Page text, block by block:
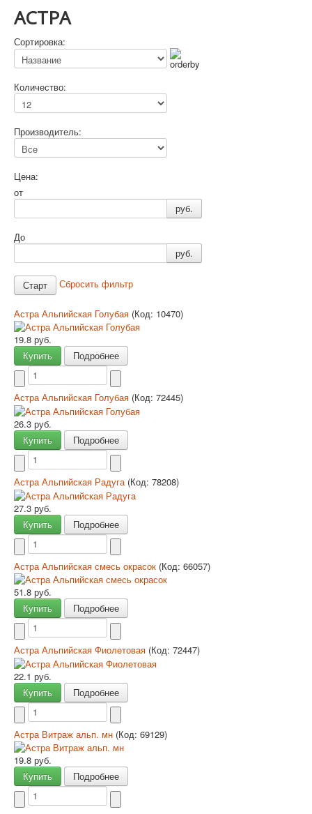
АСТРА
Сортировка:
Количество:
Производитель:
Цена:
от
руб.
До
руб.
Сбросить фильтр
Астра Альпийская Голубая (Код: 10470)
19.8 руб.
Купить
Подробнее
Астра Альпийская Голубая (Код: 72445)
26.3 руб.
Купить
Подробнее
Астра Альпийская Радуга (Код: 78208)
27.3 руб.
Купить
Подробнее
Астра Альпийская смесь окрасок (Код: 66057)
51.8 руб.
Купить
Подробнее
Астра Альпийская Фиолетовая (Код: 72447)
22.1 руб.
Купить
Подробнее
Астра Витраж альп. мн (Код: 69129)
19.8 руб.
Купить
Подробнее